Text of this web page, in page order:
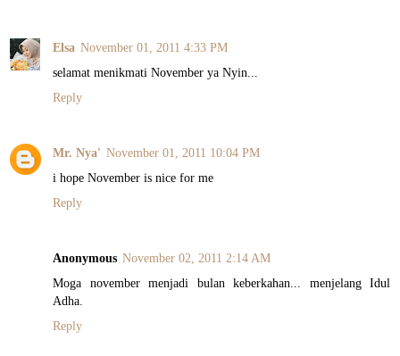
Elsa November 01, 2011 4:33 PM
selamat menikmati November ya Nyin...
Reply
Mr. Nya' November 01, 2011 10:04 PM
i hope November is nice for me
Reply
Anonymous November 02, 2011 2:14 AM
Moga november menjadi bulan keberkahan... menjelang Idul
Adha.
Reply